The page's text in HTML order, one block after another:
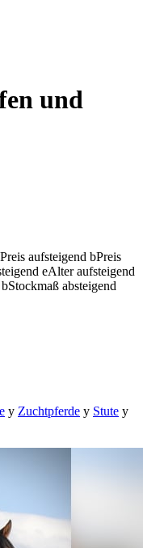
und
Preis aufsteigend bPreis
eAlter aufsteigend
bStockmaß absteigend
y Zuchtpferde y Stute y